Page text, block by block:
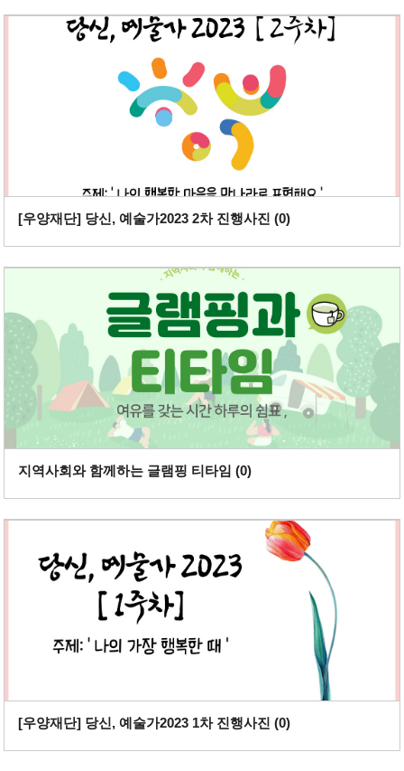
[우양재단] 당신, 예술가2023 2차 진행사진 (0)
지역사회와 함께하는 글램핑 티타임 (0)
[우양재단] 당신, 예술가2023 1차 진행사진 (0)